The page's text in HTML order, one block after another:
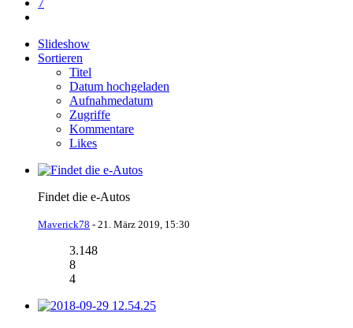
Slideshow
Sortieren
Titel
Datum hochgeladen
Aufnahmedatum
Zugriffe
Kommentare
Likes
Findet die e-Autos
Maverick78 - 21. März 2019, 15:30
3.148
8
4